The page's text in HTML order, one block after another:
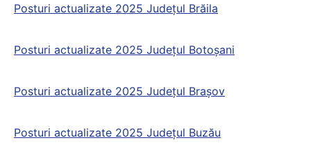
Posturi actualizate 2025 Județul Brăila
Posturi actualizate 2025 Județul Botoşani
Posturi actualizate 2025 Județul Braşov
Posturi actualizate 2025 Județul Buzău